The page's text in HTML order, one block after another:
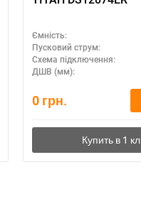
Ємність:
Пусковий струм:
Схема підключення:
ДШВ (мм):
0 грн.